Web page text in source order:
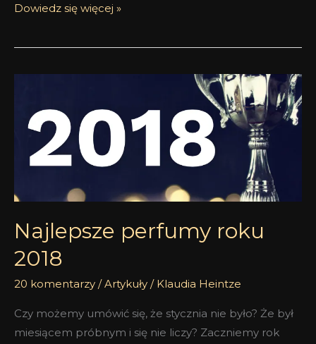
Dowiedz się więcej »
Najlepsze perfumy roku
2018
20 komentarzy /Artykuły / Klaudia Heintze
Czy możemy umówić się, że stycznia nie było? Że był
miesiącem próbnym i się nie liczy? Zaczniemy rok
roku